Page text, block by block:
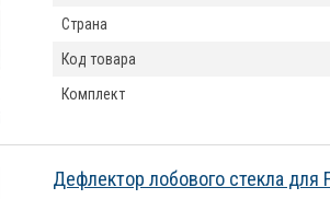
Страна
Код товара
Комплект
Дефлектор лобового стекла